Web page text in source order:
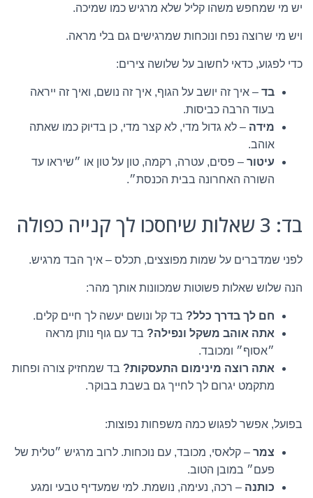
יש מי שמחפש משהו קליל שלא מרגיש כמו שמיכה.
ויש מי שרוצה נפח ונוכחות שמרגישים גם בלי מראה.
כדי לפגוע, כדאי לחשוב על שלושה צירים:
בד – איך זה יושב על הגוף, איך זה נושם, ואיך זה ייראה
בעוד הרבה כביסות.
מידה – לא גדול מדי, לא קצר מדי, כן בדיוק כמו שאתה
אוהב.
עיטור – פסים, עטרה, רקמה, טון על טון או ״שיראו עד
השורה האחרונה בבית הכנסת״.
בד: 3 שאלות שיחסכו לך קנייה כפולה
לפני שמדברים על שמות מפוצצים, תכלס – איך הבד מרגיש.
הנה שלוש שאלות פשוטות שמכוונות אותך מהר:
חם לך בדרך כלל? בד קל ונושם יעשה לך חיים קלים.
אתה אוהב משקל ונפילה? בד עם גוף נותן מראה
״אסוף״ ומכובד.
אתה רוצה מינימום התעסקות? בד שמחזיק צורה ופחות
מתקמט יגרום לך לחייך גם בשבת בבוקר.
בפועל, אפשר לפגוש כמה משפחות נפוצות:
צמר – קלאסי, מכובד, עם נוכחות. לרוב מרגיש ״טלית של
פעם״ במובן הטוב.
כותנה – רכה, נעימה, נושמת. למי שמעדיף טבעי ומגע